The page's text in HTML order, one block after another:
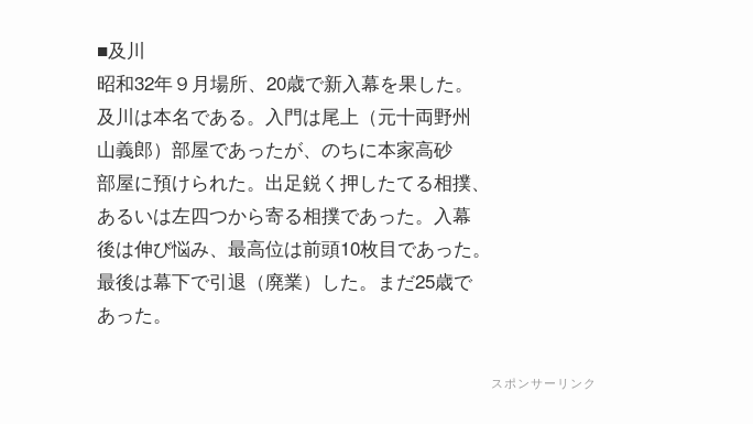
■及川
昭和32年９月場所、20歳で新入幕を果した。
及川は本名である。入門は尾上（元十両野州
山義郎）部屋であったが、のちに本家高砂
部屋に預けられた。出足鋭く押したてる相撲、
あるいは左四つから寄る相撲であった。入幕
後は伸び悩み、最高位は前頭10枚目であった。
最後は幕下で引退（廃業）した。まだ25歳で
あった。
スポンサーリンク